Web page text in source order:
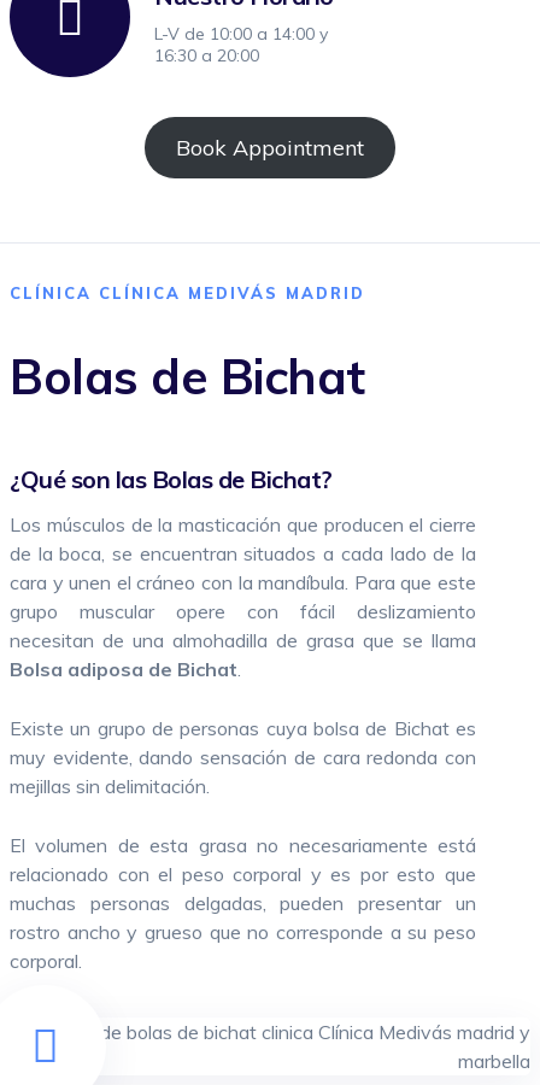
IPL
Neuromoduladores
Ácido Hialurónico
Corrección de Arrugas
Rejuvenecimiento con Láser fraccionado no ablativo
Peeling
Dermapen
Hilos tensores
Neurología
Epilepsia
Cefalea tensional
Demencia
Ictus, accidente cerebrovascular, infarto y hemorragia
L-V de 10:00 a 14:00 y
16:30 a 20:00
Book Appointment
CLÍNICA CLÍNICA MEDIVÁS MADRID
Bolas de Bichat
¿Qué son las Bolas de Bichat?
Los músculos de la masticación que producen el cierre
de la boca, se encuentran situados a cada lado de la
cara y unen el cráneo con la mandíbula. Para que este
grupo muscular opere con fácil deslizamiento
necesitan de una almohadilla de grasa que se llama
Bolsa adiposa de Bichat.
Existe un grupo de personas cuya bolsa de Bichat es
muy evidente, dando sensación de cara redonda con
mejillas sin delimitación.
El volumen de esta grasa no necesariamente está
relacionado con el peso corporal y es por esto que
muchas personas delgadas, pueden presentar un
rostro ancho y grueso que no corresponde a su peso
corporal.